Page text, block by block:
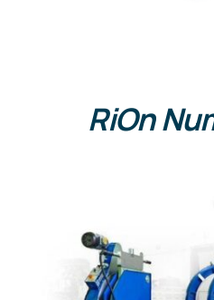
RiOn